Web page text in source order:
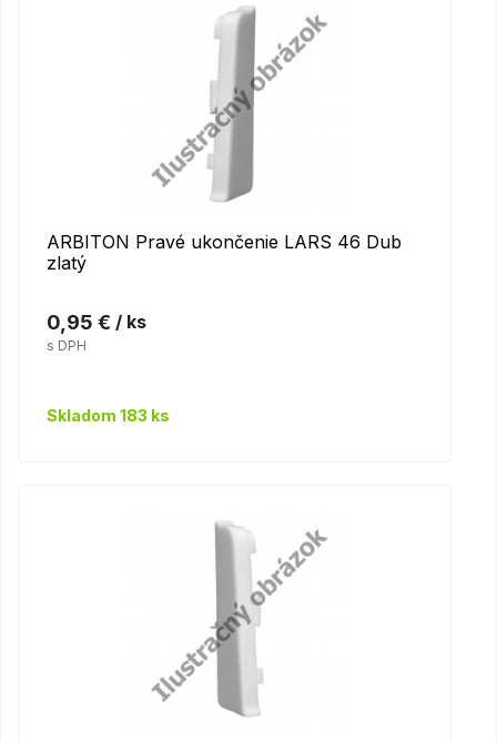
ARBITON Pravé ukončenie LARS 46 Dub
zlatý
0,95 € / ks
s DPH
Skladom 183 ks